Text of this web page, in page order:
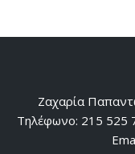
Ζαχαρία
Τηλέφωνο: 215 525